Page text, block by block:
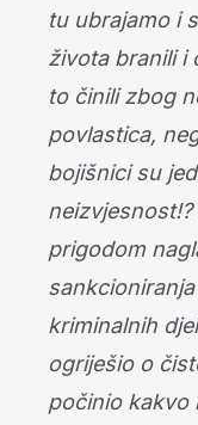
tu ubrajamo i
života branili i
to činili zbog
povlastica,
bojišnici su
prigodom
kriminalnih
ogriješio o
počinio kakvo